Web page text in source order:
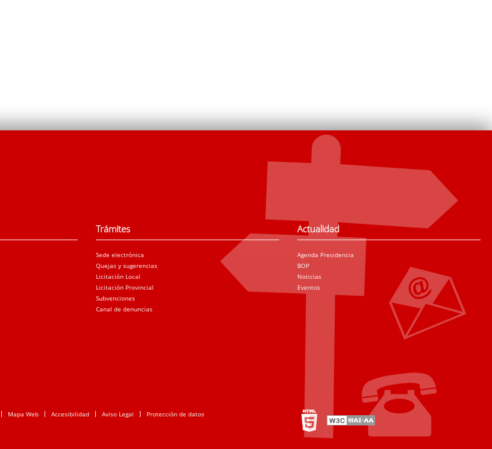
Trámites
Sede electrónica
Quejas y sugerencias
Licitación Local
Licitación Provincial
Subvenciones
Canal de denuncias
Actualidad
Agenda Presidencia
BOP
Noticias
Eventos
Mapa Web Accesibilidad Aviso Legal Protección de datos